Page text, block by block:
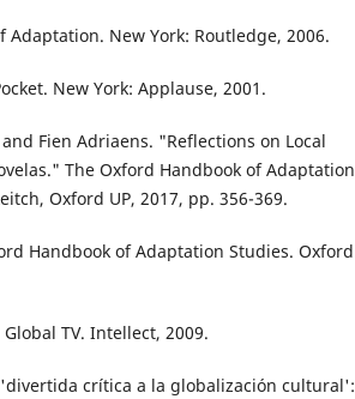
Adaptation. New York: Routledge, 2006.
New York: Applause, 2001.
Fien Adriaens. "Reflections on Local
The Oxford Handbook of Adaptation
Oxford UP, 2017, pp. 356-369.
Handbook of Adaptation Studies. Oxford
TV. Intellect, 2009.
'divertida crítica a la globalización cultural':